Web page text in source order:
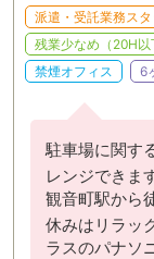
派遣・受託業務スタ
残業少なめ（20H以
禁煙オフィス
6
駐車場に関す
レンジでき
観音町駅から
休みはリラッ
ラスのパナソ